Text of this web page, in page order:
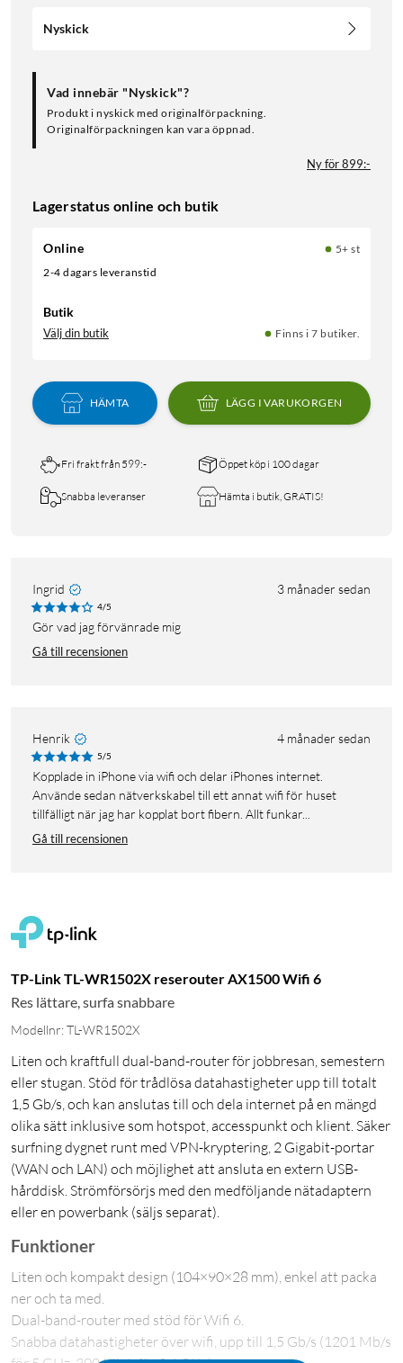
Nyskick
Vad innebär "Nyskick"?
Produkt i nyskick med originalförpackning.
Originalförpackningen kan vara öppnad.
Ny för 899:-
Lagerstatus online och butik
Online
5+ st
2-4 dagars leveranstid
Butik
Välj din butik Finns i 7 butiker.
HÄMTA LÄGG I VARUKORGEN
Fri frakt från 599:- Öppet köp i 100 dagar
Snabba leveranser Hämta i butik, GRATIS!
Ingrid 3 månader sedan
4/5
Gör vad jag förvänrade mig
Gå till recensionen
Henrik 4 månader sedan
5/5
Kopplade in iPhone via wifi och delar iPhones internet.
Använde sedan nätverkskabel till ett annat wifi för huset
tillfälligt när jag har kopplat bort fibern. Allt funkar...
Gå till recensionen
TP-Link TL-WR1502X reserouter AX1500 Wifi 6
Res lättare, surfa snabbare
Modellnr: TL-WR1502X
Liten och kraftfull dual-band-router för jobbresan, semestern
eller stugan. Stöd för trådlösa datahastigheter upp till totalt
1,5 Gb/s, och kan anslutas till och dela internet på en mängd
olika sätt inklusive som hotspot, accesspunkt och klient. Säker
surfning dygnet runt med VPN-kryptering, 2 Gigabit-portar
(WAN och LAN) och möjlighet att ansluta en extern USB-
hårddisk. Strömförsörjs med den medföljande nätadaptern
eller en powerbank (säljs separat).
Funktioner
Liten och kompakt design (104×90×28 mm), enkel att packa
ner och ta med.
Dual-band-router med stöd för Wifi 6.
Snabba datahastigheter över wifi, upp till 1,5 Gb/s (1201 Mb/s